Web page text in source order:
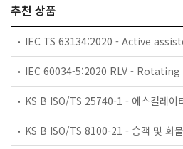
추천 상품